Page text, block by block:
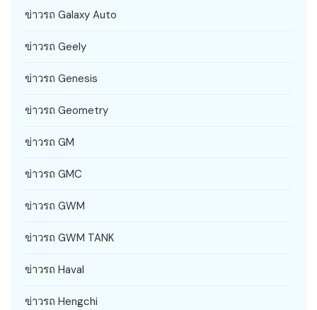
ข่าวรถ Galaxy Auto
ข่าวรถ Geely
ข่าวรถ Genesis
ข่าวรถ Geometry
ข่าวรถ GM
ข่าวรถ GMC
ข่าวรถ GWM
ข่าวรถ GWM TANK
ข่าวรถ Haval
ข่าวรถ Hengchi